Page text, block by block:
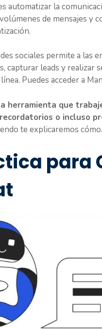
automatizar la
de mensajes y
sociales permite a las
capturar leads y realizar
Puedes acceder a
herramienta que
o incluso
te explicaremos cómo.
para